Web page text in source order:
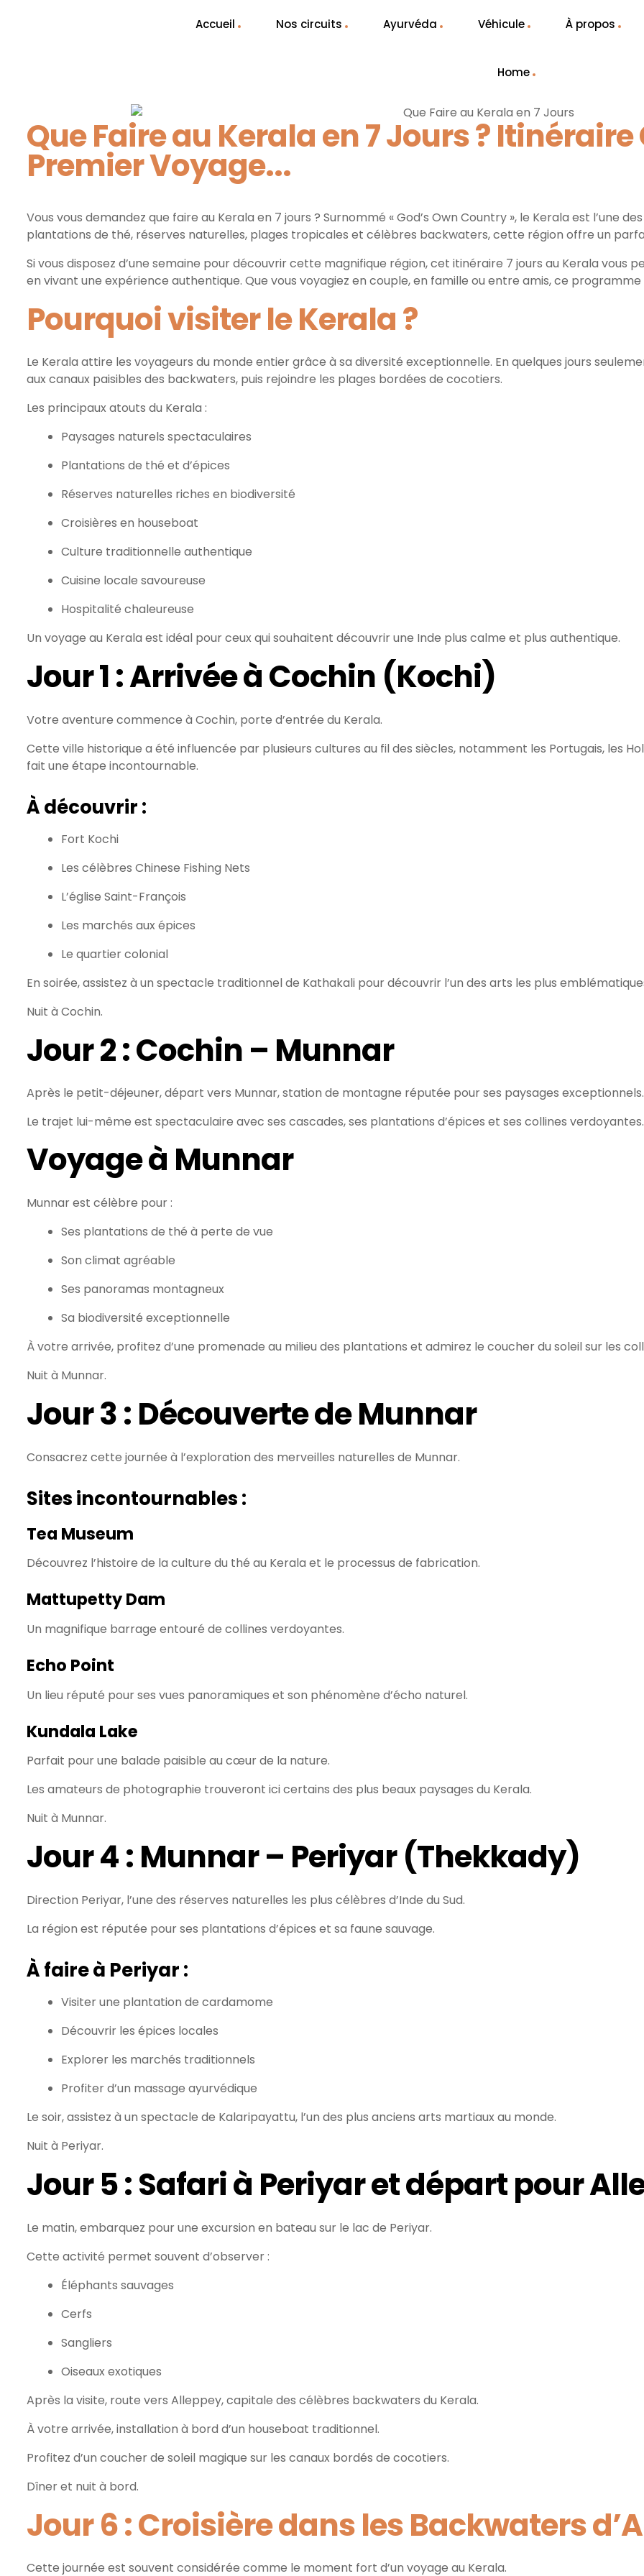
Accueil Nos circuits Ayurvéda Véhicule À propos
Home
Que Faire au Kerala en 7 Jours ?
Premier Voyage...
Vous vous demandez que faire au Kerala en 7 jours ? Surnommé « God’s Own Country », le Kerala est l’une
plantations de thé, réserves naturelles, plages tropicales et célèbres backwaters, cette région offre un
Si vous disposez d’une semaine pour découvrir cette magnifique région, cet itinéraire 7 jours au Kerala
en vivant une expérience authentique. Que vous voyagiez en couple, en famille ou entre amis, ce
Pourquoi visiter le Kerala ?
Le Kerala attire les voyageurs du monde entier grâce à sa diversité exceptionnelle. En quelques jours
aux canaux paisibles des backwaters, puis rejoindre les plages bordées de cocotiers.
Les principaux atouts du Kerala :
Paysages naturels spectaculaires
Plantations de thé et d’épices
Réserves naturelles riches en biodiversité
Croisières en houseboat
Culture traditionnelle authentique
Cuisine locale savoureuse
Hospitalité chaleureuse
Un voyage au Kerala est idéal pour ceux qui souhaitent découvrir une Inde plus calme et plus authentique.
Jour 1 : Arrivée à Cochin (Kochi)
Votre aventure commence à Cochin, porte d’entrée du Kerala.
Cette ville historique a été influencée par plusieurs cultures au fil des siècles, notamment les Portugais, les
fait une étape incontournable.
À découvrir :
Fort Kochi
Les célèbres Chinese Fishing Nets
L’église Saint-François
Les marchés aux épices
Le quartier colonial
En soirée, assistez à un spectacle traditionnel de Kathakali pour découvrir l’un des arts les plus
Nuit à Cochin.
Jour 2 : Cochin – Munnar
Après le petit-déjeuner, départ vers Munnar, station de montagne réputée pour ses paysages exceptionnels.
Le trajet lui-même est spectaculaire avec ses cascades, ses plantations d’épices et ses collines verdoyantes.
Voyage à Munnar
Munnar est célèbre pour :
Ses plantations de thé à perte de vue
Son climat agréable
Ses panoramas montagneux
Sa biodiversité exceptionnelle
À votre arrivée, profitez d’une promenade au milieu des plantations et admirez le coucher du soleil sur les
Nuit à Munnar.
Jour 3 : Découverte de Munnar
Consacrez cette journée à l’exploration des merveilles naturelles de Munnar.
Sites incontournables :
Tea Museum
Découvrez l’histoire de la culture du thé au Kerala et le processus de fabrication.
Mattupetty Dam
Un magnifique barrage entouré de collines verdoyantes.
Echo Point
Un lieu réputé pour ses vues panoramiques et son phénomène d’écho naturel.
Kundala Lake
Parfait pour une balade paisible au cœur de la nature.
Les amateurs de photographie trouveront ici certains des plus beaux paysages du Kerala.
Nuit à Munnar.
Jour 4 : Munnar – Periyar (Thekkady)
Direction Periyar, l’une des réserves naturelles les plus célèbres d’Inde du Sud.
La région est réputée pour ses plantations d’épices et sa faune sauvage.
À faire à Periyar :
Visiter une plantation de cardamome
Découvrir les épices locales
Explorer les marchés traditionnels
Profiter d’un massage ayurvédique
Le soir, assistez à un spectacle de Kalaripayattu, l’un des plus anciens arts martiaux au monde.
Nuit à Periyar.
Jour 5 : Safari à Periyar et départ pour
Le matin, embarquez pour une excursion en bateau sur le lac de Periyar.
Cette activité permet souvent d’observer :
Éléphants sauvages
Cerfs
Sangliers
Oiseaux exotiques
Après la visite, route vers Alleppey, capitale des célèbres backwaters du Kerala.
À votre arrivée, installation à bord d’un houseboat traditionnel.
Profitez d’un coucher de soleil magique sur les canaux bordés de cocotiers.
Dîner et nuit à bord.
Jour 6 : Croisière dans les Backwaters
Cette journée est souvent considérée comme le moment fort d’un voyage au Kerala.